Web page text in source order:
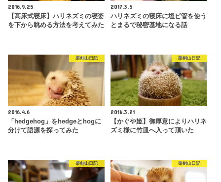
2016.9.25
【高床式寝床】ハリネズミの寝姿
を下から眺める方法を考えてみた
2017.3.5
ハリネズミの寝床に塩ビ管を使う
とまるで秘密基地になる話
栗剣山日記
2016.4.6
「hedgehog」をhedgeとhogに
分けて語源を探ってみた
栗剣山日記
2016.3.21
【かぐや姫】御厚意によりハリネ
ズミ様に竹皿へ入って頂いた
栗剣山日記 栗剣山日記